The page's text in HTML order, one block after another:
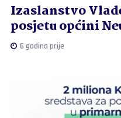
Izaslanstvo
posjetu općini
6 godina prije